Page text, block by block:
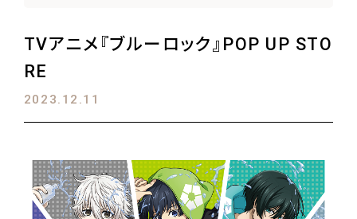
TVアニメ『ブルーロック』POP UP STO
RE
2023.12.11